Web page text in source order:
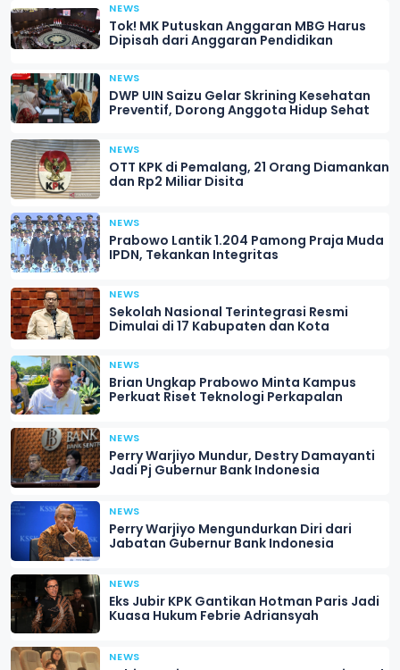
NEWS
Tok! MK Putuskan Anggaran MBG Harus
Dipisah dari Anggaran Pendidikan
NEWS
DWP UIN Saizu Gelar Skrining Kesehatan
Preventif, Dorong Anggota Hidup Sehat
NEWS
OTT KPK di Pemalang, 21 Orang Diamankan
dan Rp2 Miliar Disita
NEWS
Prabowo Lantik 1.204 Pamong Praja Muda
IPDN, Tekankan Integritas
NEWS
Sekolah Nasional Terintegrasi Resmi
Dimulai di 17 Kabupaten dan Kota
NEWS
Brian Ungkap Prabowo Minta Kampus
Perkuat Riset Teknologi Perkapalan
NEWS
Perry Warjiyo Mundur, Destry Damayanti
Jadi Pj Gubernur Bank Indonesia
NEWS
Perry Warjiyo Mengundurkan Diri dari
Jabatan Gubernur Bank Indonesia
NEWS
Eks Jubir KPK Gantikan Hotman Paris Jadi
Kuasa Hukum Febrie Adriansyah
NEWS